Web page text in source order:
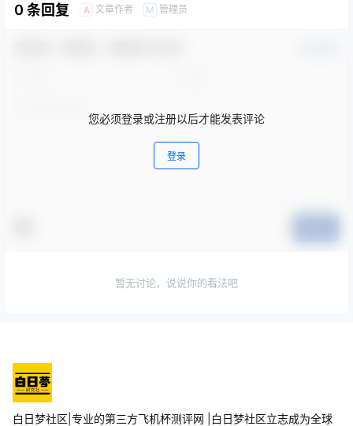
0 条回复 A 文章作者 M 管理员
您必须登录或注册以后才能发表评论
登录
暂无讨论，说说你的看法吧
白日梦社区|专业的第三方飞机杯测评网 |白日梦社区立志成为全球